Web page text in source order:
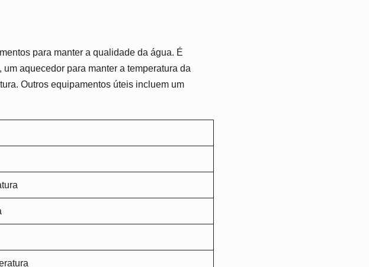
para manter a qualidade da água. É
aquecedor para manter a temperatura da
Outros equipamentos úteis incluem um